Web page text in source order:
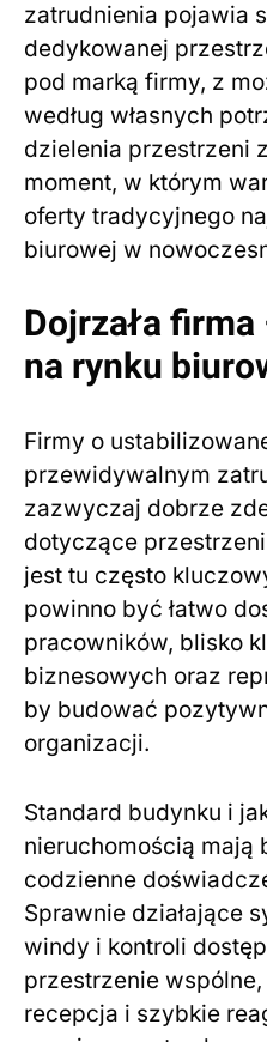
zatrudnienia pojawia
dedykowanej
pod marką firmy, z
według własnych
dzielenia przestrzeni
moment, w którym
oferty tradycyjnego
biurowej w
Dojrzała
na rynku
Firmy o
przewidywalnym
zazwyczaj dobrze
dotyczące
jest tu często
powinno być łatwo
pracowników, blisko
biznesowych oraz
by budować
organizacji.
Standard budynku i
nieruchomością mają
codzienne
Sprawnie działające
windy i kontroli
przestrzenie
recepcja i szybkie